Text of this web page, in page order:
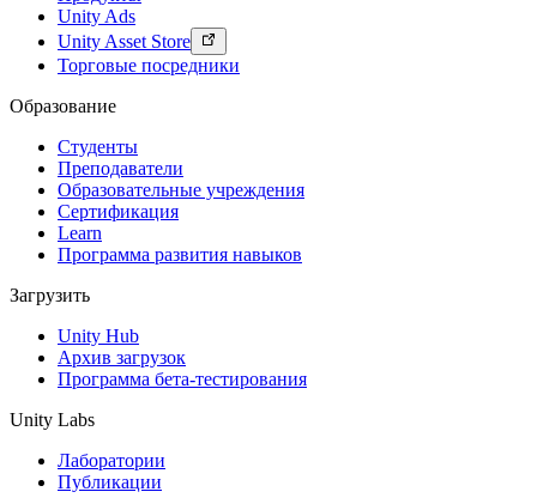
XR-игры
Запускайте XR-игры на разных платформах
Упрощенное создание многопользовательских игр
Unity Ads
Unity Asset Store
Торговые посредники
Образование
Студенты
Преподаватели
Образовательные учреждения
Сертификация
Learn
Программа развития навыков
Загрузить
Unity Hub
Архив загрузок
Программа бета-тестирования
Unity Labs
Лаборатории
Публикации